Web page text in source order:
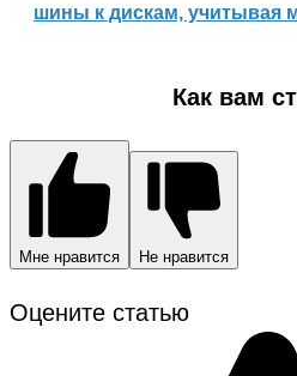
шины к дискам, учитывая
Как вам
Мне нравится Не нравится
Оцените статью